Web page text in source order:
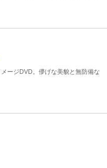
ージDVD。儚げな美貌と無防備な